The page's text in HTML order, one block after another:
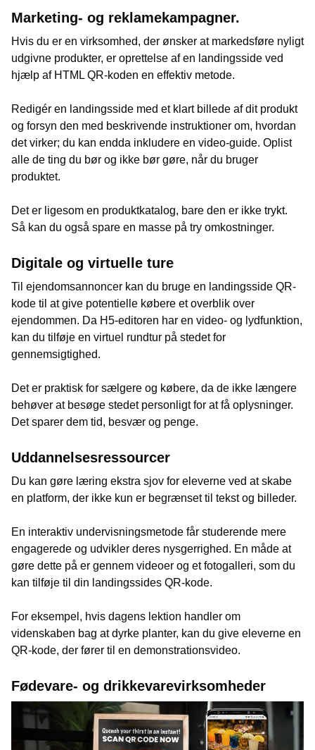
Marketing- og reklamekampagner.
Hvis du er en virksomhed, der ønsker at markedsføre nyligt
udgivne produkter, er oprettelse af en landingsside ved
hjælp af HTML QR-koden en effektiv metode.
Redigér en landingsside med et klart billede af dit produkt
og forsyn den med beskrivende instruktioner om, hvordan
det virker; du kan endda inkludere en video-guide. Oplist
alle de ting du bør og ikke bør gøre, når du bruger
produktet.
Det er ligesom en produktkatalog, bare den er ikke trykt.
Så kan du også spare en masse på try omkostninger.
Digitale og virtuelle ture
Til ejendomsannoncer kan du bruge en landingsside QR-
kode til at give potentielle købere et overblik over
ejendommen. Da H5-editoren har en video- og lydfunktion,
kan du tilføje en virtuel rundtur på stedet for
gennemsigtighed.
Det er praktisk for sælgere og købere, da de ikke længere
behøver at besøge stedet personligt for at få oplysninger.
Det sparer dem tid, besvær og penge.
Uddannelsesressourcer
Du kan gøre læring ekstra sjov for eleverne ved at skabe
en platform, der ikke kun er begrænset til tekst og billeder.
En interaktiv undervisningsmetode får studerende mere
engagerede og udvikler deres nysgerrighed. En måde at
gøre dette på er gennem videoer og et fotogalleri, som du
kan tilføje til din landingssides QR-kode.
For eksempel, hvis dagens lektion handler om
videnskaben bag at dyrke planter, kan du give eleverne en
QR-kode, der fører til en demonstrationsvideo.
Fødevare- og drikkevarevirksomheder